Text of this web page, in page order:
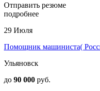
Отправить резюме
подробнее
29 Июля
Помощник машиниста(
Ульяновск
до 90 000 руб.